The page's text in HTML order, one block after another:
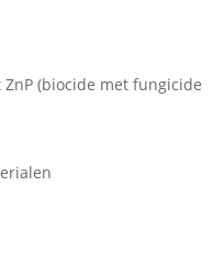
(biocide met fungicide